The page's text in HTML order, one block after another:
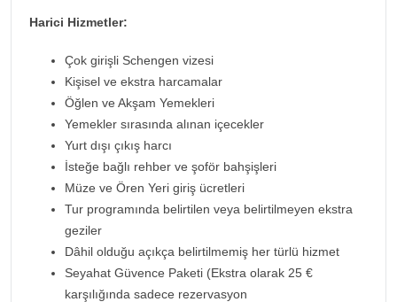
Harici Hizmetler:
Çok girişli Schengen vizesi
Kişisel ve ekstra harcamalar
Öğlen ve Akşam Yemekleri
Yemekler sırasında alınan içecekler
Yurt dışı çıkış harcı
İsteğe bağlı rehber ve şoför bahşişleri
Müze ve Ören Yeri giriş ücretleri
Tur programında belirtilen veya belirtilmeyen ekstra
geziler
Dâhil olduğu açıkça belirtilmemiş her türlü hizmet
Seyahat Güvence Paketi (Ekstra olarak 25 €
karşılığında sadece rezervasyon